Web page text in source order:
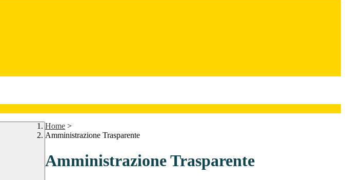
Home >
Amministrazione Trasparente
Amministrazione Trasparente